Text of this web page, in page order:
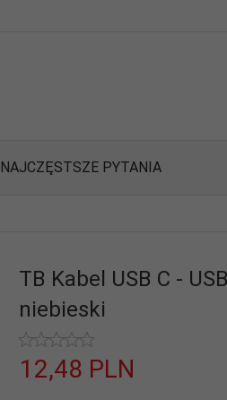
NAJCZĘSTSZE PYTANIA
TB Kabel USB C -
niebieski
12,48 PLN